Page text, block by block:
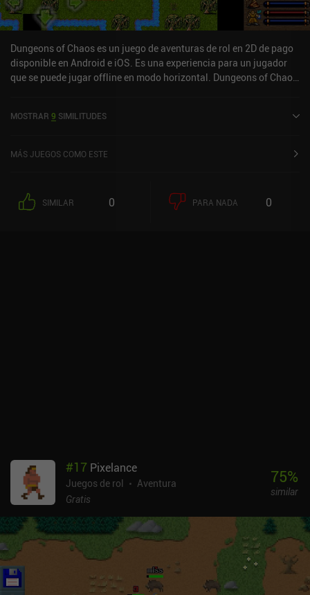
Dungeons of Chaos es un juego de aventuras de rol en 2D de pago
disponible en Android e iOS. Es una experiencia para un jugador
que se puede jugar offline en modo horizontal. Dungeons of Chaos
MOSTRAR 9 SIMILITUDES
MÁS JUEGOS COMO ESTE
SIMILAR 0 PARA NADA 0
#17 Pixelance
Juegos de rol
Aventura
Gratis
75%
similar